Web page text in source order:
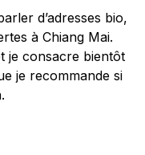
d’adresses bio,
à Chiang Mai.
je consacre bientôt
je recommande si